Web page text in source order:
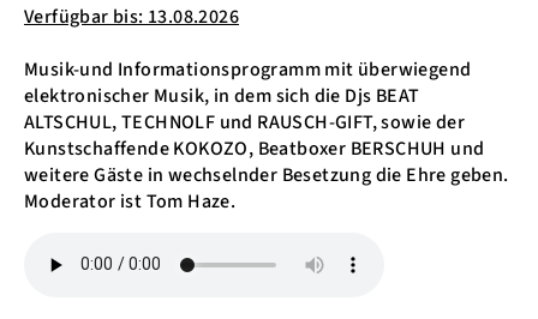
Verfügbar bis: 13.08.2026
Musik-und Informationsprogramm mit überwiegend
elektronischer Musik, in dem sich die Djs BEAT
ALTSCHUL, TECHNOLF und RAUSCH-GIFT, sowie der
Kunstschaffende KOKOZO, Beatboxer BERSCHUH und
weitere Gäste in wechselnder Besetzung die Ehre geben.
Moderator ist Tom Haze.